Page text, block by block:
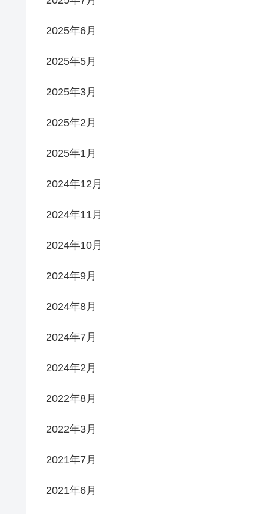
2025年6月
2025年5月
2025年3月
2025年2月
2025年1月
2024年12月
2024年11月
2024年10月
2024年9月
2024年8月
2024年7月
2024年2月
2022年8月
2022年3月
2021年7月
2021年6月